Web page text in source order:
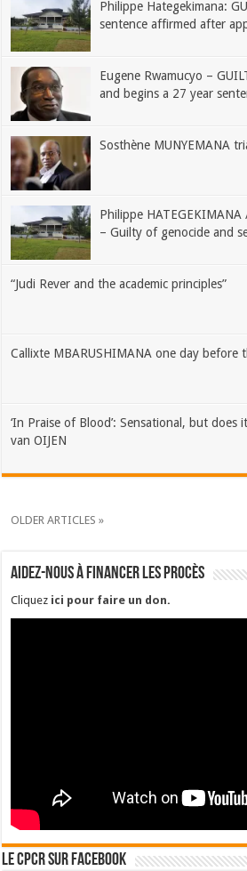
Philippe Hategekimana:
sentence affirmed after
Eugene Rwamucyo –
and begins a 27 year
Sosthène MUNYEMANA
Philippe
– Guilty of genocide and
“Judi Rever and the academic principles”
Callixte MBARUSHIMANA one day before
‘In Praise of Blood’: Sensational, but does
van OIJEN
OLDER ARTICLES »
Aidez-nous à financer les procès
Cliquez ici pour faire un don.
Le CPCR sur Facebook